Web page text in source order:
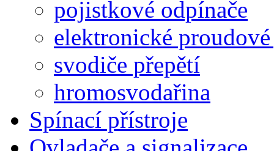
pojistkové odpínače
elektronické
svodiče přepětí
hromosvodařina
Spínací přístroje